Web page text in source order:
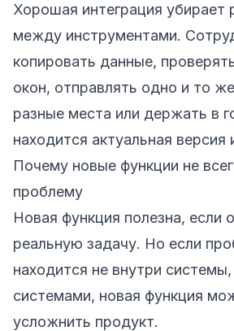
Хорошая интеграция убирает
между инструментами.
копировать данные,
окон, отправлять одно и то
разные места или держать в
находится актуальная версия
Почему новые функции не
проблему
Новая функция полезна, если
реальную задачу. Но если
находится не внутри
системами, новая функция
усложнить продукт.